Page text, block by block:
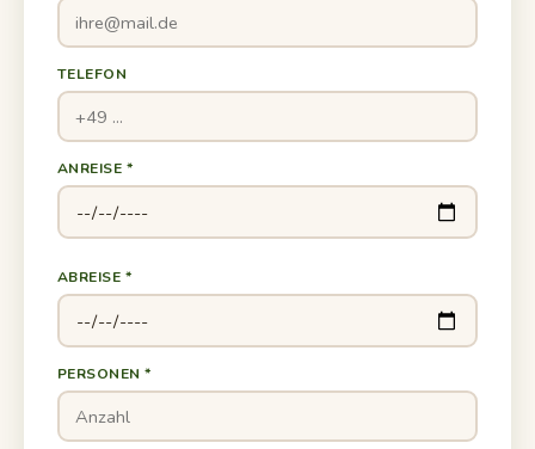
TELEFON
ANREISE *
ABREISE *
PERSONEN *